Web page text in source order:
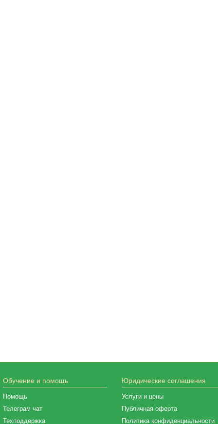
Обучение и помощь
Помощь
Телеграм чат
Техподдержка
Юридические соглашения
Услуги и цены
Публичная оферта
Политика конфиденциальности